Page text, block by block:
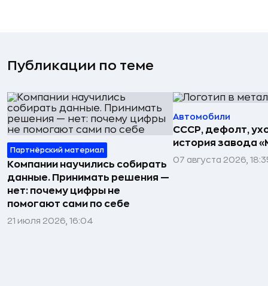
Публикации по теме
Партнёрский материал
Компании научились собирать
данные. Принимать решения —
нет: почему цифры не
помогают сами по себе
21 июля 2026, 16:04
Автомобили
СССР, дефолт,
история завода
07 августа 2026,